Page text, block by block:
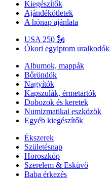
Kiegészítők
Ajándékötletek
A hónap ajánlata
USA 250 🗽
Ókori egyiptom uralkodók
Albumok, mappák
Bőröndök
Nagyítók
Kapszulák, érmetartók
Dobozok és keretek
Numizmatikai eszközök
Egyéb kiegészítők
Ékszerek
Születésnap
Horoszkóp
Szerelem & Esküvő
Baba érkezés